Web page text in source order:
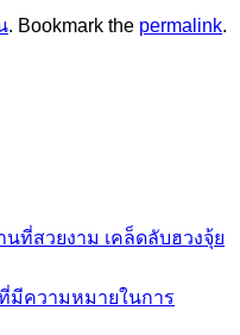
. Bookmark the permalink.
ที่สวยงาม เคล็ดลับฮวงจุ้ย
มีความหมายในการ